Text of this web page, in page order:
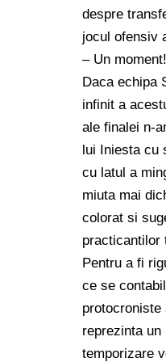
despre
jocul ofensiv
– Un
Daca echipa
infinit a
ale finalei n-
lui Iniesta cu
cu latul a
miuta mai
colorat si
practicantilor
Pentru a fi
ce se
protocroniste
reprezinta un
temporizare